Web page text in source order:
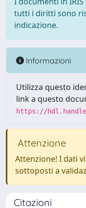
tutti i diritti sono
indicazione.
Informazioni
Utilizza questo
link a questo
https://
Attenzione
Attenzione! I dati
sottoposti a
Citazioni